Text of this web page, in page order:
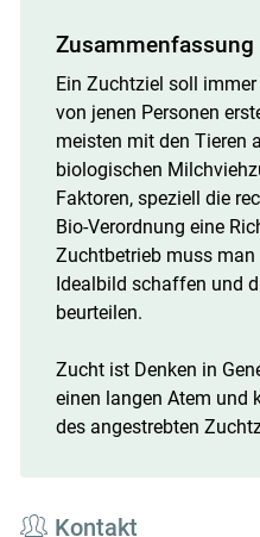
Zusammenfassung
Ein Zuchtziel soll
von jenen Personen
meisten mit den Tieren
biologischen
Faktoren, speziell die
Bio-Verordnung eine
Zuchtbetrieb muss man
Idealbild schaffen und
beurteilen.
Zucht ist Denken in
einen langen Atem und
des angestrebten
Kontakt